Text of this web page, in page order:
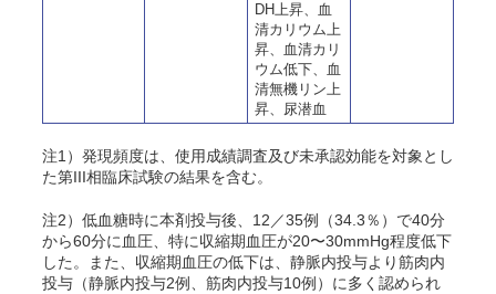
DH上昇、血
清カリウム上
昇、血清カリ
ウム低下、血
清無機リン上
昇、尿潜血
注1）発現頻度は、使用成績調査及び未承認効能を対象とし
た第III相臨床試験の結果を含む。
注2）低血糖時に本剤投与後、12／35例（34.3％）で40分
から60分に血圧、特に収縮期血圧が20〜30mmHg程度低下
した。また、収縮期血圧の低下は、静脈内投与より筋肉内
投与（静脈内投与2例、筋肉内投与10例）に多く認められ